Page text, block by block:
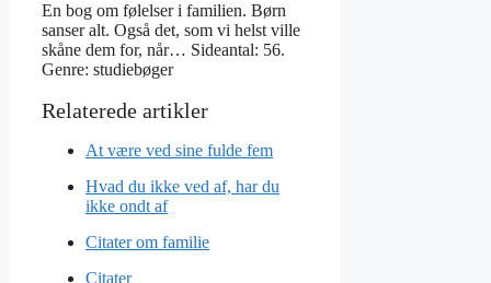
En bog om følelser i familien. Børn
sanser alt. Også det, som vi helst ville
skåne dem for, når… Sideantal: 56.
Genre: studiebøger
At være ved sine fulde fem
Hvad du ikke ved af, har du
ikke ondt af
Citater om familie
Citater